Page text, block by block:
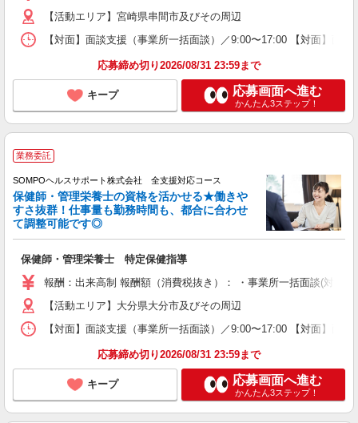
【活動エリア】宮崎県串間市及びその周辺
【対面】面談支援（事業所一括面談）／9:00〜17:00 【対面】面
応募締め切り2026/08/31 23:59まで
キープ 応募画面へ進む
かんたん3ステップ！
業務委託
SOMPOヘルスサポート株式会社 全支援対応コース
保健師・管理栄養士の資格を活かせる★働きや
すさ抜群！仕事量も勤務時間も、都合に合わせ
て調整可能です◎
保健師・管理栄養士 特定保健指導
報酬：出来高制 報酬額（消費税抜き）： ・事業所一括面談(対
【活動エリア】大分県大分市及びその周辺
【対面】面談支援（事業所一括面談）／9:00〜17:00 【対面】面
応募締め切り2026/08/31 23:59まで
キープ 応募画面へ進む
かんたん3ステップ！